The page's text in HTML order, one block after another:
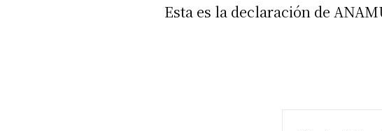
Esta es la declaración de